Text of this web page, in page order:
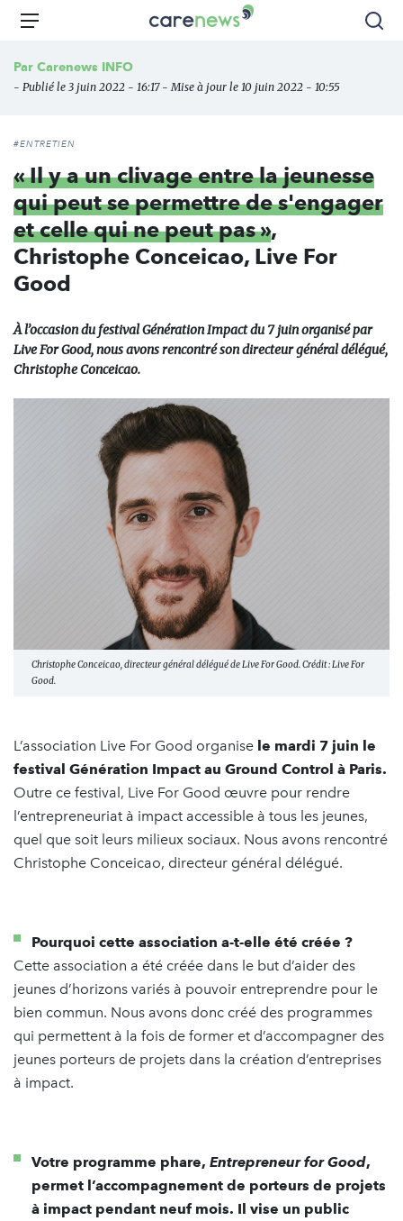
Aller
principal
Carenews,
des
Menu
Par Carenews INFO
- Publié le 3 juin 2022 - 16:17 - Mise à jour le 10 juin 2022 - 10:55
#ENTRETIEN
« Il y a un clivage entre la jeunesse
qui peut se permettre de s'engager
et celle qui ne peut pas »,
Christophe Conceicao, Live For
Good
À l’occasion du festival Génération Impact du 7 juin organisé par
Live For Good, nous avons rencontré son directeur général délégué,
Christophe Conceicao.
Christophe Conceicao, directeur général délégué de Live For Good. Crédit : Live For
Good.
L’association Live For Good organise le mardi 7 juin le
festival Génération Impact au Ground Control à Paris.
Outre ce festival, Live For Good œuvre pour rendre
l’entrepreneuriat à impact accessible à tous les jeunes,
quel que soit leurs milieux sociaux. Nous avons rencontré
Christophe Conceicao, directeur général délégué.
Pourquoi cette association a-t-elle été créée ?
Cette association a été créée dans le but d’aider des
jeunes d’horizons variés à pouvoir entreprendre pour le
bien commun. Nous avons donc créé des programmes
qui permettent à la fois de former et d’accompagner des
jeunes porteurs de projets dans la création d’entreprises
à impact.
Votre programme phare, Entrepreneur for Good,
permet l’accompagnement de porteurs de projets
à impact pendant neuf mois. Il vise un public